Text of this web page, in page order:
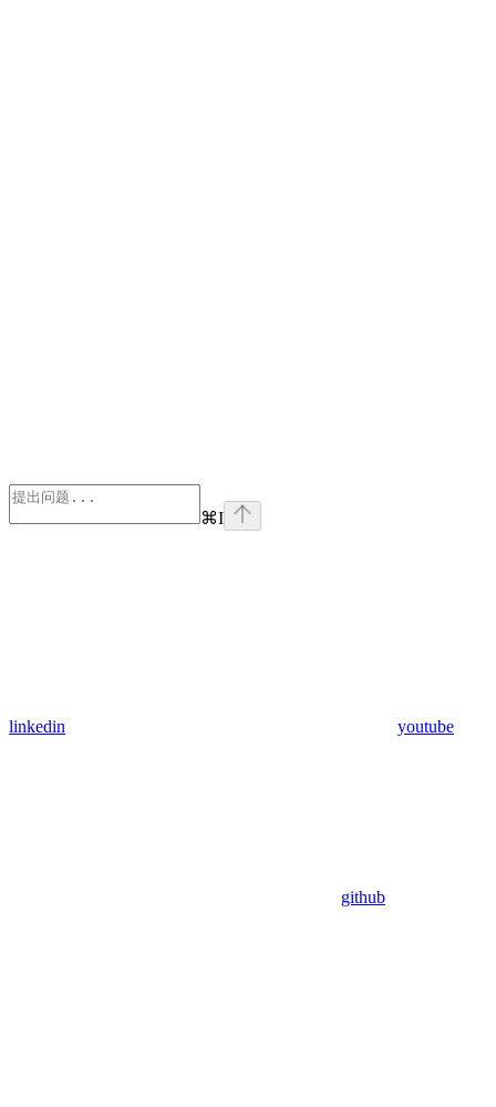
⌘I
linkedin youtube
github